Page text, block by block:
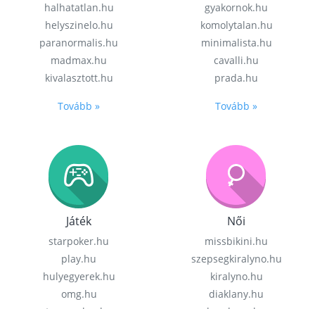
halhatatlan.hu
helyszinelo.hu
paranormalis.hu
madmax.hu
kivalasztott.hu
Tovább »
gyakornok.hu
komolytalan.hu
minimalista.hu
cavalli.hu
prada.hu
Tovább »
Játék
starpoker.hu
play.hu
hulyegyerek.hu
omg.hu
Női
missbikini.hu
szepsegkiralyno.hu
kiralyno.hu
diaklany.hu